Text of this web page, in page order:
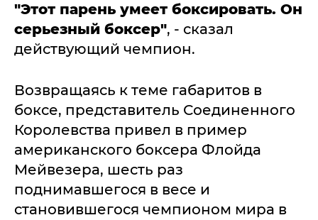
"Этот парень умеет боксировать. Он
серьезный боксер", - сказал
действующий чемпион.
Возвращаясь к теме габаритов в
боксе, представитель Соединенного
Королевства привел в пример
американского боксера Флойда
Мейвезера, шесть раз
поднимавшегося в весе и
становившегося чемпионом мира в